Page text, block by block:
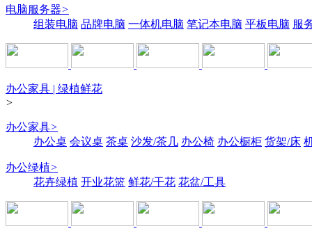
电脑服务器>
组装电脑 品牌电脑 一体机电脑 笔记本电脑 平板电脑 服
办公家具 | 绿植鲜花
>
办公家具>
办公桌 会议桌 茶桌 沙发/茶几 办公椅 办公橱柜 货架/床
办公绿植>
花卉绿植 开业花篮 鲜花/干花 花盆/工具